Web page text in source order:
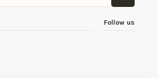
Follow us